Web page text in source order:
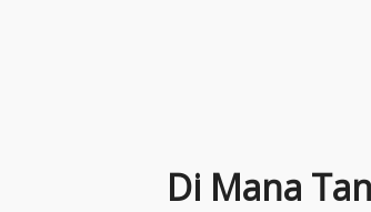
Di Mana